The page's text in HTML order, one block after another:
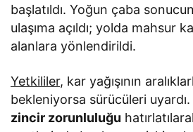
başlatıldı. Yoğun çaba
ulaşıma açıldı; yolda mahsur
alanlara yönlendirildi.
Yetkililer, kar yağışının
bekleniyorsa sürücüleri uyardı.
zincir zorunluluğu